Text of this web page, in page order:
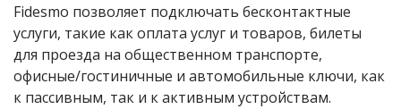
Fidesmo позволяет подключать бесконтактные
услуги, такие как оплата услуг и товаров, билеты
для проезда на общественном транспорте,
офисные/гостиничные и автомобильные ключи, как
к пассивным, так и к активным устройствам.